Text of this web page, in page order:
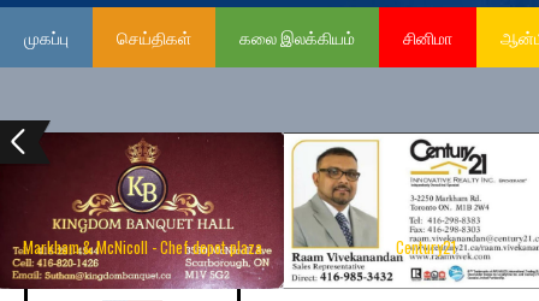
முகப்பு செய்திகள் கலை இலக்கியம் சினிமா
Markham & McNicoll - Chef depot plaza Century21
UK (London) Wednesday, March